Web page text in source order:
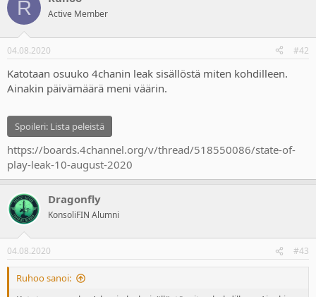
R Active Member
04.08.2020 #42
Katotaan osuuko 4chanin leak sisällöstä miten kohdilleen.
Ainakin päivämäärä meni väärin.
Spoileri: Lista peleistä
https://boards.4channel.org/v/thread/518550086/state-of-
play-leak-10-august-2020
Dragonfly
KonsoliFIN Alumni
04.08.2020 #43
Ruhoo sanoi: